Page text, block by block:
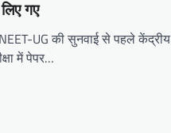
गए
UG की सुनवाई से पहले केंद्रीय
में पेपर…